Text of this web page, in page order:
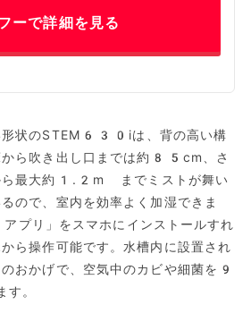
ーで詳細を見る
形状のSTEM630iは、背の高い構
から吹き出し口までは約85cm、さ
ら最大約1.2m までミストが舞い
ので、室内を効率よく加湿できま
リ」をスマホにインストールすれ
ら操作可能です。水槽内に設置され
おかげで、空気中のカビや細菌を9
。